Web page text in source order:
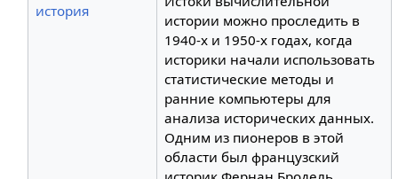
история
истории можно проследить в
1940-х и 1950-х годах, когда
историки начали использовать
статистические методы и
ранние компьютеры для
анализа исторических данных.
Одним из пионеров в этой
области был французский